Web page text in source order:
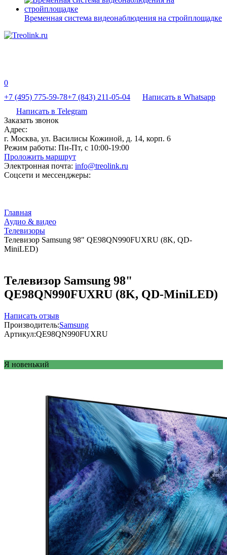
Временная система видеонаблюдения на стройплощадке
0
+7 (495) 775-59-78+7 (843) 211-05-04
Написать в Whatsapp
Написать в Telegram
Заказать звонок
Адрес:
г. Москва, ул. Василисы Кожиной, д. 14, корп. 6
Режим работы: Пн-Пт, с 10:00-19:00
Проложить маршрут
Электронная почта: info@treolink.ru
Соцсети и мессенджеры:
Главная
Аудио & видео
Телевизоры
Телевизор Samsung 98" QE98QN990FUXRU (8K, QD-
MiniLED)
Телевизор Samsung 98"
QE98QN990FUXRU (8K, QD-MiniLED)
Написать отзыв
Производитель:Samsung
Артикул:QE98QN990FUXRU
Я новенький